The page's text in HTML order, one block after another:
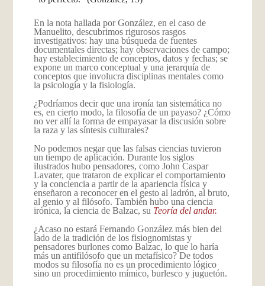
En la nota hallada por González, en el caso de
Manuelito, descubrimos rigurosos rasgos
investigativos: hay una búsqueda de fuentes
documentales directas; hay observaciones de campo;
hay establecimiento de conceptos, datos y fechas; se
expone un marco conceptual y una jerarquía de
conceptos que involucra disciplinas mentales como
la psicología y la fisiología.
¿Podríamos decir que una ironía tan sistemática no
es, en cierto modo, la filosofía de un payaso? ¿Cómo
no ver allí la forma de empayasar la discusión sobre
la raza y las síntesis culturales?
No podemos negar que las falsas ciencias tuvieron
un tiempo de aplicación. Durante los siglos
ilustrados hubo pensadores, como John Caspar
Lavater, que trataron de explicar el comportamiento
y la conciencia a partir de la apariencia física y
enseñaron a reconocer en el gesto al ladrón, al bruto,
al genio y al filósofo. También hubo una ciencia
irónica, la ciencia de Balzac, su Teoría del andar.
¿Acaso no estará Fernando González más bien del
lado de la tradición de los fisiognomistas y
pensadores burlones como Balzac, lo que lo haría
más un antifilósofo que un metafísico? De todos
modos su filosofía no es un procedimiento lógico
sino un procedimiento mímico, burlesco y juguetón.